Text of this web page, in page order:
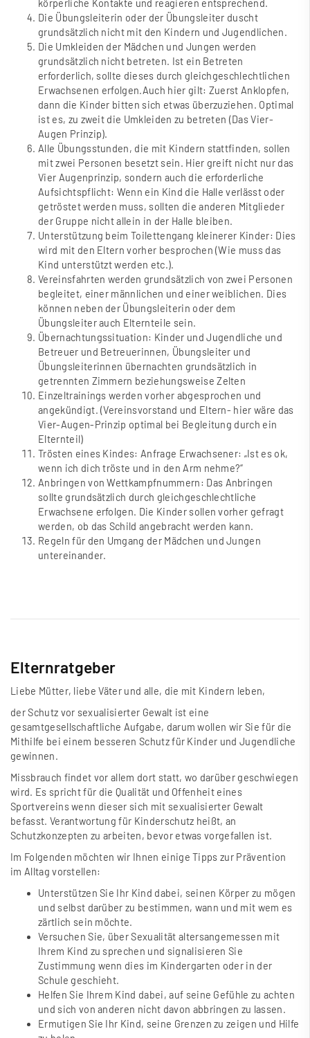
körperliche Kontakte und reagieren entsprechend.
Die Übungsleiterin oder der Übungsleiter duscht
grundsätzlich nicht mit den Kindern und Jugendlichen.
Die Umkleiden der Mädchen und Jungen werden
grundsätzlich nicht betreten. Ist ein Betreten
erforderlich, sollte dieses durch gleichgeschlechtlichen
Erwachsenen erfolgen.Auch hier gilt: Zuerst Anklopfen,
dann die Kinder bitten sich etwas überzuziehen. Optimal
ist es, zu zweit die Umkleiden zu betreten (Das Vier-
Augen Prinzip).
Alle Übungsstunden, die mit Kindern stattfinden, sollen
mit zwei Personen besetzt sein. Hier greift nicht nur das
Vier Augenprinzip, sondern auch die erforderliche
Aufsichtspflicht: Wenn ein Kind die Halle verlässt oder
getröstet werden muss, sollten die anderen Mitglieder
der Gruppe nicht allein in der Halle bleiben.
Unterstützung beim Toilettengang kleinerer Kinder: Dies
wird mit den Eltern vorher besprochen (Wie muss das
Kind unterstützt werden etc.).
Vereinsfahrten werden grundsätzlich von zwei Personen
begleitet, einer männlichen und einer weiblichen. Dies
können neben der Übungsleiterin oder dem
Übungsleiter auch Elternteile sein.
Übernachtungssituation: Kinder und Jugendliche und
Betreuer und Betreuerinnen, Übungsleiter und
Übungsleiterinnen übernachten grundsätzlich in
getrennten Zimmern beziehungsweise Zelten
Einzeltrainings werden vorher abgesprochen und
angekündigt. (Vereinsvorstand und Eltern- hier wäre das
Vier-Augen-Prinzip optimal bei Begleitung durch ein
Elternteil)
Trösten eines Kindes: Anfrage Erwachsener: „Ist es ok,
wenn ich dich tröste und in den Arm nehme?“
Anbringen von Wettkampfnummern: Das Anbringen
sollte grundsätzlich durch gleichgeschlechtliche
Erwachsene erfolgen. Die Kinder sollen vorher gefragt
werden, ob das Schild angebracht werden kann.
Regeln für den Umgang der Mädchen und Jungen
untereinander.
Elternratgeber
Liebe Mütter, liebe Väter und alle, die mit Kindern leben,
der Schutz vor sexualisierter Gewalt ist eine
gesamtgesellschaftliche Aufgabe, darum wollen wir Sie für die
Mithilfe bei einem besseren Schutz für Kinder und Jugendliche
gewinnen.
Missbrauch findet vor allem dort statt, wo darüber geschwiegen
wird. Es spricht für die Qualität und Offenheit eines
Sportvereins wenn dieser sich mit sexualisierter Gewalt
befasst. Verantwortung für Kinderschutz heißt, an
Schutzkonzepten zu arbeiten, bevor etwas vorgefallen ist.
Im Folgenden möchten wir Ihnen einige Tipps zur Prävention
im Alltag vorstellen:
Unterstützen Sie Ihr Kind dabei, seinen Körper zu mögen
und selbst darüber zu bestimmen, wann und mit wem es
zärtlich sein möchte.
Versuchen Sie, über Sexualität altersangemessen mit
Ihrem Kind zu sprechen und signalisieren Sie
Zustimmung wenn dies im Kindergarten oder in der
Schule geschieht.
Helfen Sie Ihrem Kind dabei, auf seine Gefühle zu achten
und sich von anderen nicht davon abbringen zu lassen.
Ermutigen Sie Ihr Kind, seine Grenzen zu zeigen und Hilfe